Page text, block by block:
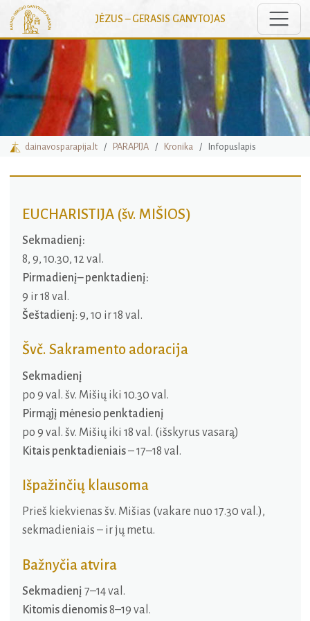
JĖZUS – GERASIS GANYTOJAS
dainavosparapija.lt PARAPIJA Kronika Infopuslapis
EUCHARISTIJA (šv. MIŠIOS)
Sekmadienį:
8, 9, 10.30, 12 val.
Pirmadienį– penktadienį:
9 ir 18 val.
Šeštadienį: 9, 10 ir 18 val.
Švč. Sakramento adoracija
Sekmadienį
po 9 val. šv. Mišių iki 10.30 val.
Pirmąjį mėnesio penktadienį
po 9 val. šv. Mišių iki 18 val. (išskyrus vasarą)
Kitais penktadieniais– 17–18 val.
Išpažinčių klausoma
Prieš kiekvienas šv. Mišias (vakare nuo 17.30 val.),
sekmadieniais – ir jų metu.
Bažnyčia atvira
Sekmadienį 7–14 val.
Kitomis dienomis8–19 val.